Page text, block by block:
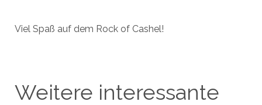
Viel Spaß auf dem Rock of Cashel!
Weitere interessante